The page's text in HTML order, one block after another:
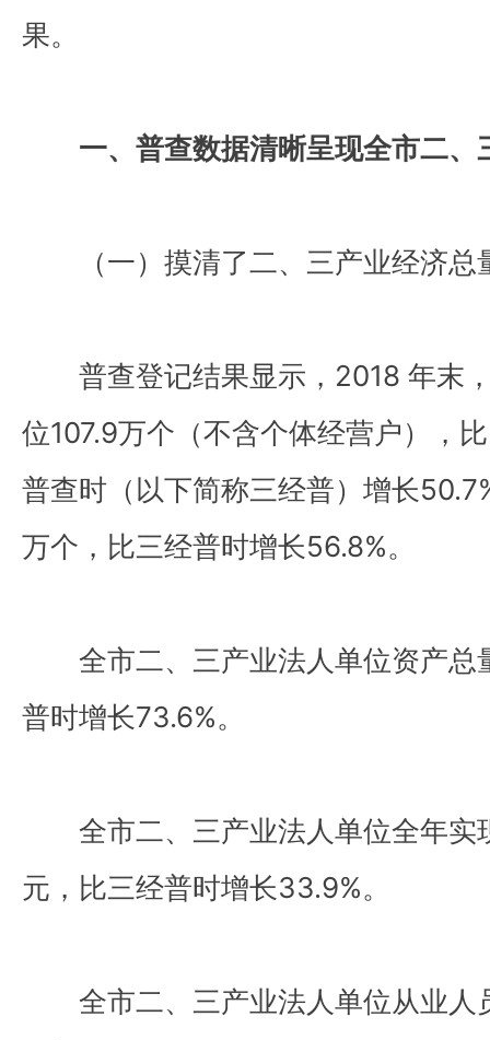
果。
一、普查数据清晰呈现全市二、
（一）摸清了二、三产业经济总
普查登记结果显示，2018 年末，
位107.9万个（不含个体经营户），
普查时（以下简称三经普）增长
万个，比三经普时增长56.8%。
全市二、三产业法人单位资产总
普时增长73.6%。
全市二、三产业法人单位全年实
元，比三经普时增长33.9%。
全市二、三产业法人单位从业人